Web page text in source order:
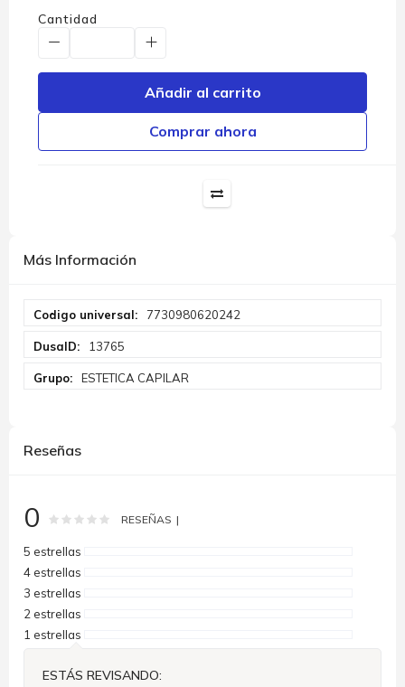
Cantidad
Añadir al carrito
Comprar ahora
Más Información
Información
7730980620242
13765
ESTETICA CAPILAR
Reseñas
0 Rating: % of100
RESEÑAS
5 estrellas
4 estrellas
3 estrellas
2 estrellas
1 estrellas
ESTÁS REVISANDO: